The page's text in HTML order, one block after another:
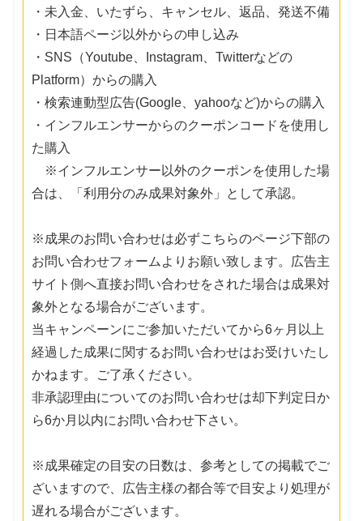
・未入金、いたずら、キャンセル、返品、発送不備
・日本語ページ以外からの申し込み
・SNS（Youtube、Instagram、Twitterなどの
Platform）からの購入
・検索連動型広告(Google、yahooなど)からの購入
・インフルエンサーからのクーポンコードを使用し
た購入
※インフルエンサー以外のクーポンを使用した場
合は、「利用分のみ成果対象外」として承認。
※成果のお問い合わせは必ずこちらのページ下部の
お問い合わせフォームよりお願い致します。広告主
サイト側へ直接お問い合わせをされた場合は成果対
象外となる場合がございます。
当キャンペーンにご参加いただいてから6ヶ月以上
経過した成果に関するお問い合わせはお受けいたし
かねます。ご了承ください。
非承認理由についてのお問い合わせは却下判定日か
ら6か月以内にお問い合わせ下さい。
※成果確定の目安の日数は、参考としての掲載でご
ざいますので、広告主様の都合等で目安より処理が
遅れる場合がございます。